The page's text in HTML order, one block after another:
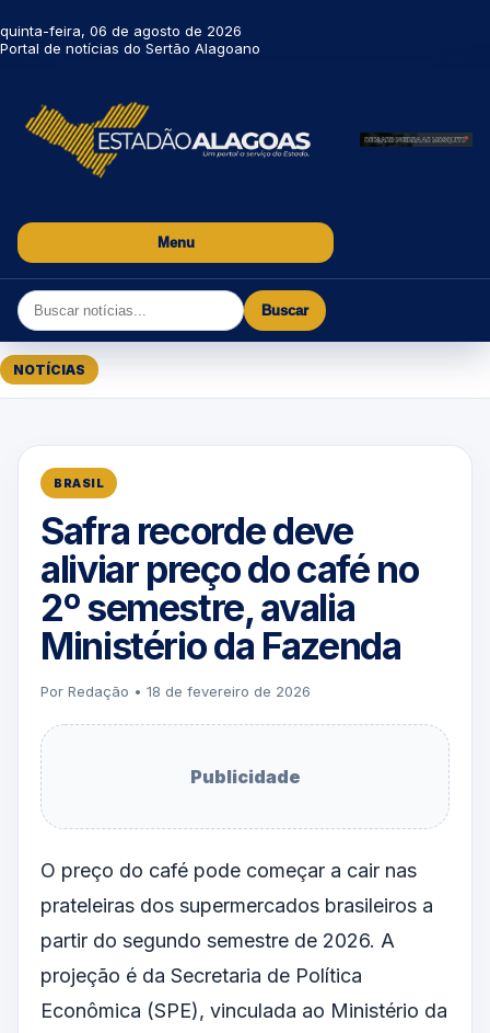
quinta-feira, 06 de agosto de 2026
Portal de notícias do Sertão Alagoano
Menu
Buscar
NOTÍCIAS
BRASIL
Safra recorde deve
aliviar preço do café no
2º semestre, avalia
Ministério da Fazenda
Por Redação • 18 de fevereiro de 2026
Publicidade
O preço do café pode começar a cair nas
prateleiras dos supermercados brasileiros a
partir do segundo semestre de 2026. A
projeção é da Secretaria de Política
Econômica (SPE), vinculada ao Ministério da